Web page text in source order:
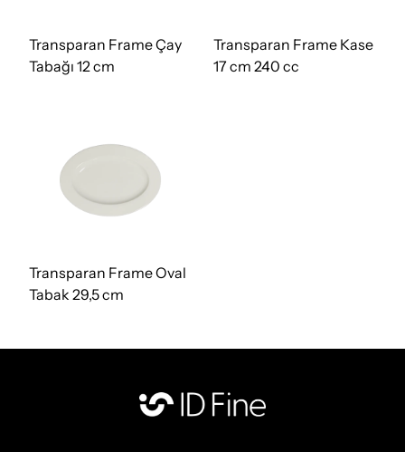
Transparan Frame Çay
Tabağı 12 cm
Transparan Frame Kase
17 cm 240 cc
Transparan Frame Oval
Tabak 29,5 cm